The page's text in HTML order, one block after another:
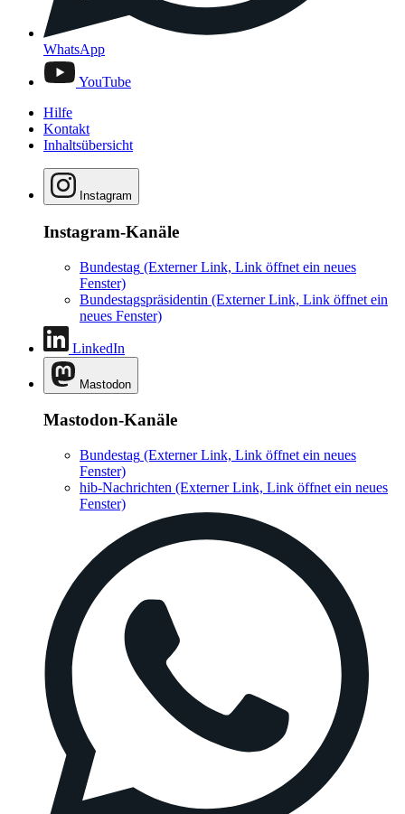
YouTube
Hilfe
Kontakt
Inhaltsübersicht
Instagram
Instagram-Kanäle
Bundestag
Bundestagspräsidentin
LinkedIn
Mastodon
Mastodon-Kanäle
Bundestag
Fenster)
hib-Nachrichten(Externer Link, Link öffnet ein neues
WhatsApp